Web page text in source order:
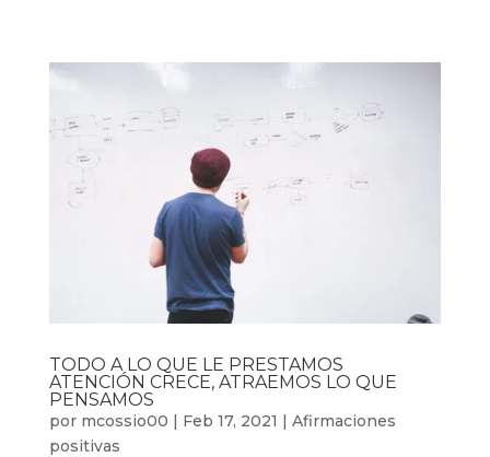
TODO A LO QUE LE PRESTAMOS
ATENCIÓN CRECE, ATRAEMOS LO QUE
PENSAMOS
por mcossio00 | Feb 17, 2021 | Afirmaciones
positivas